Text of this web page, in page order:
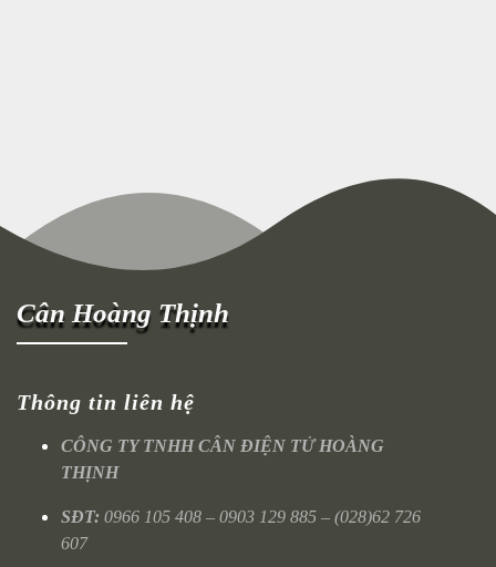
Cân Hoàng Thịnh
Thông tin liên hệ
CÔNG TY TNHH CÂN ĐIỆN TỬ HOÀNG
THỊNH
SĐT: 0966 105 408 – 0903 129 885 – (028)62 726
607